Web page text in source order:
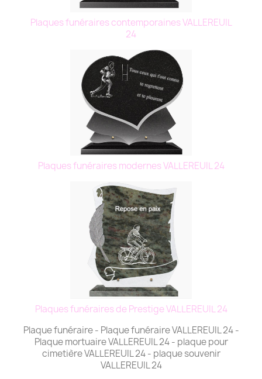
Plaques funéraires contemporaines VALLEREUIL
24
Plaques funéraires modernes VALLEREUIL 24
Plaques funéraires de Prestige VALLEREUIL 24
Plaque funéraire - Plaque funéraire VALLEREUIL 24 -
Plaque mortuaire VALLEREUIL 24 - plaque pour
cimetière VALLEREUIL 24 - plaque souvenir
VALLEREUIL 24